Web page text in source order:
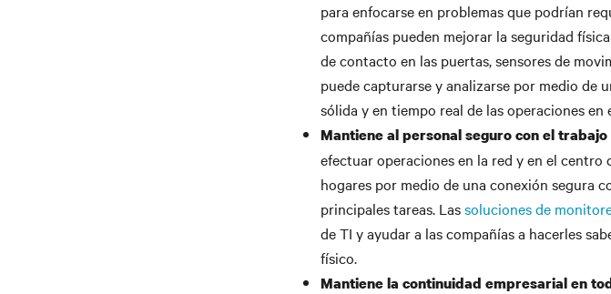
para enfocarse en problemas que podrían
compañías pueden mejorar la seguridad
de contacto en las puertas, sensores de
puede capturarse y analizarse por medio de
sólida y en tiempo real de las operaciones en
Mantiene al personal seguro con el
efectuar operaciones en la red y en el centro
hogares por medio de una conexión segura
principales tareas. Lassoluciones de
de TI y ayudar a las compañías a hacerles
físico.
Mantiene la continuidad empresarial en